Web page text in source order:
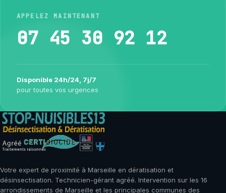
APPELEZ MAINTENANT
07 45 30 92 12
Disponible 24h/24, 7j/7
pour toutes vos urgences
Votre expert de proximité à Marseille en dératisation et
désinsectisation. Technicien-gérant agréé. Intervention sur les 16
arrondissements de Marseille et les principales communes des